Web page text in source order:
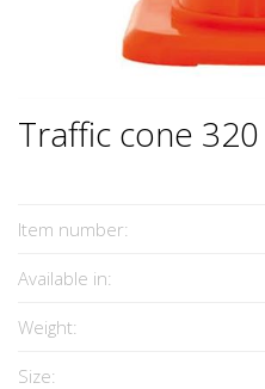
Traffic cone
Item number:
Available in:
Weight:
Size: